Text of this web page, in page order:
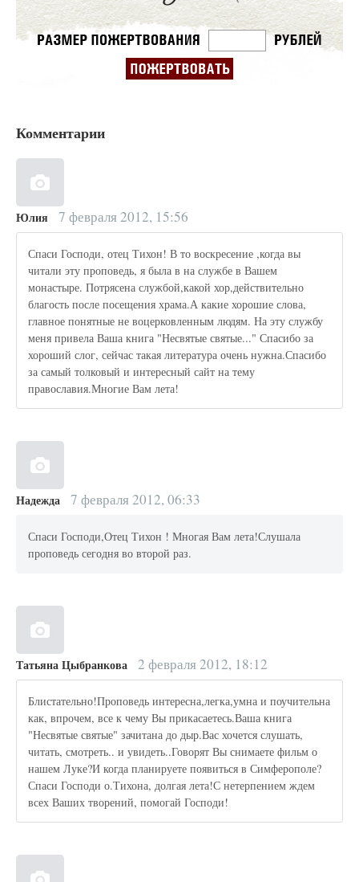
Комментарии
Юлия 7 февраля 2012, 15:56
Спаси Господи, отец Тихон! В то воскресение ,когда вы
читали эту проповедь, я была в на службе в Вашем
монастыре. Потрясена службой,какой хор,действительно
благость после посещения храма.А какие хорошие слова,
главное понятные не воцерковленным людям. На эту службу
меня привела Ваша книга "Несвятые святые..." Спасибо за
хороший слог, сейчас такая литература очень нужна.Спасибо
за самый толковый и интересный сайт на тему
православия.Многие Вам лета!
Надежда 7 февраля 2012, 06:33
Спаси Господи,Отец Тихон ! Многая Вам лета!Слушала
проповедь сегодня во второй раз.
Татьяна Цыбранкова 2 февраля 2012, 18:12
Блистательно!Проповедь интересна,легка,умна и поучительна
как, впрочем, все к чему Вы прикасаетесь.Ваша книга
"Несвятые святые" зачитана до дыр.Вас хочется слушать,
читать, смотреть.. и увидеть..Говорят Вы снимаете фильм о
нашем Луке?И когда планируете появиться в Симферополе?
Спаси Господи о.Тихона, долгая лета!С нетерпением ждем
всех Ваших творений, помогай Господи!